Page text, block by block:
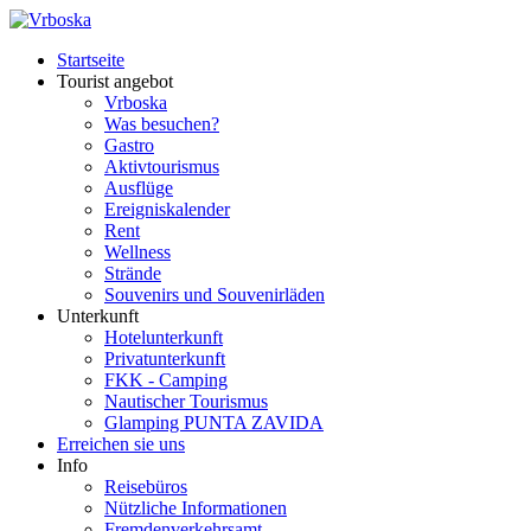
Startseite
Tourist angebot
Vrboska
Was besuchen?
Gastro
Aktivtourismus
Ausflüge
Ereigniskalender
Rent
Wellness
Strände
Souvenirs und Souvenirläden
Unterkunft
Hotelunterkunft
Privatunterkunft
FKK - Camping
Nautischer Tourismus
Glamping PUNTA ZAVIDA
Erreichen sie uns
Info
Reisebüros
Nützliche Informationen